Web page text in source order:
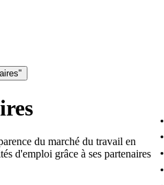
du marché du travail en
d'emploi grâce à ses partenaires